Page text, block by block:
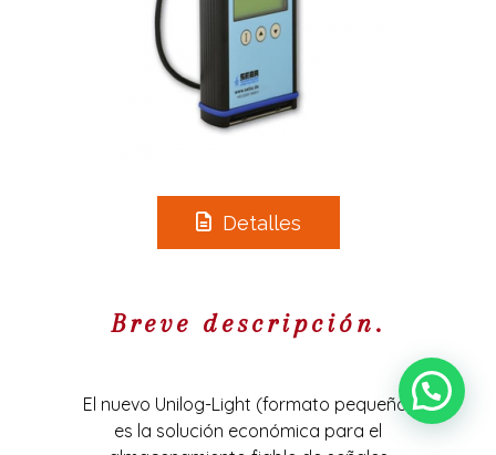
Detalles
Breve descripción.
El nuevo Unilog-Light (formato pequeño)
es la solución económica para el